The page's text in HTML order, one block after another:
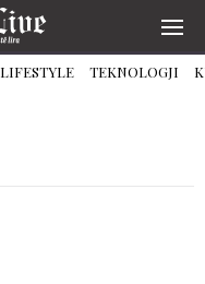
LIFESTYLE TEKNOLOGJI